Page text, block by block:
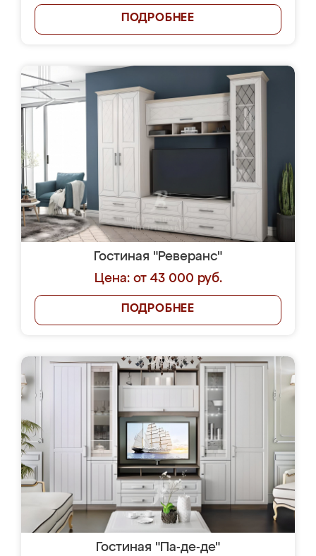
ПОДРОБНЕЕ
Гостиная "Реверанс"
Цена: от 43 000 руб.
ПОДРОБНЕЕ
Гостиная "Па-де-де"